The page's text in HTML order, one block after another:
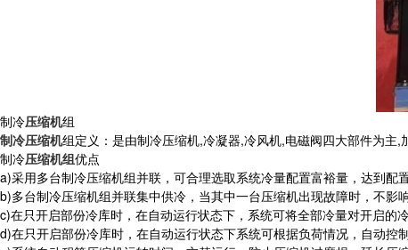
制冷压缩机组
制冷压缩机组定义：是由制冷压缩机,冷凝器,冷风机,电磁阀四大部件为主
制冷压缩机组优点
a)采用多台制冷压缩机组并联，可合理选取系统冷量配置富裕量，达到配置
b)多台制冷压缩机组并联集中供冷，当其中一台压缩机出现故障时，不影
c)在只开启部份冷库时，在自动运行状态下，系统可将全部冷量对开启的
d)在只开启部份冷库时，在自动运行状态下系统可根据负荷情况，自动